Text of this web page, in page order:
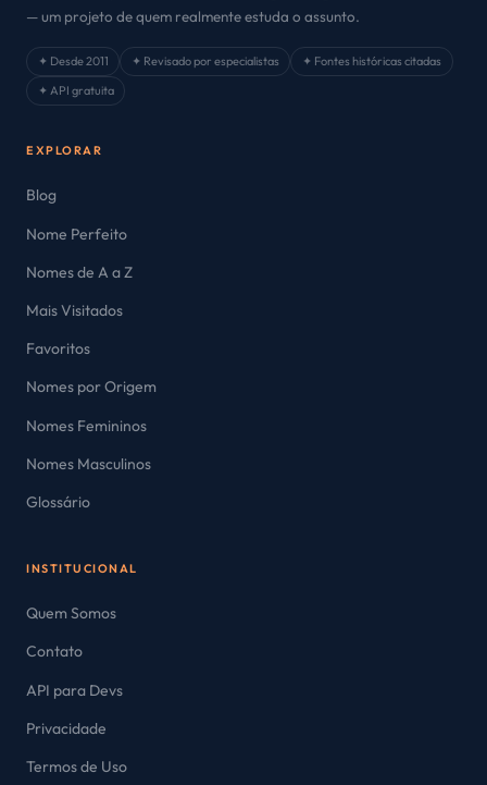
— um projeto de quem realmente estuda o assunto.
✦ Desde 2011 ✦ Revisado por especialistas
✦ Fontes históricas citadas
✦ API gratuita
EXPLORAR
Blog
Nome Perfeito
Nomes de A a Z
Mais Visitados
Favoritos
Nomes por Origem
Nomes Femininos
Nomes Masculinos
Glossário
INSTITUCIONAL
Quem Somos
Contato
API para Devs
Privacidade
Termos de Uso